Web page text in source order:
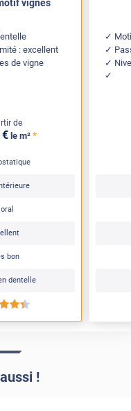
vignes
: excellent
de vigne
de
€ le m² *
bon
dentelle
*****
!